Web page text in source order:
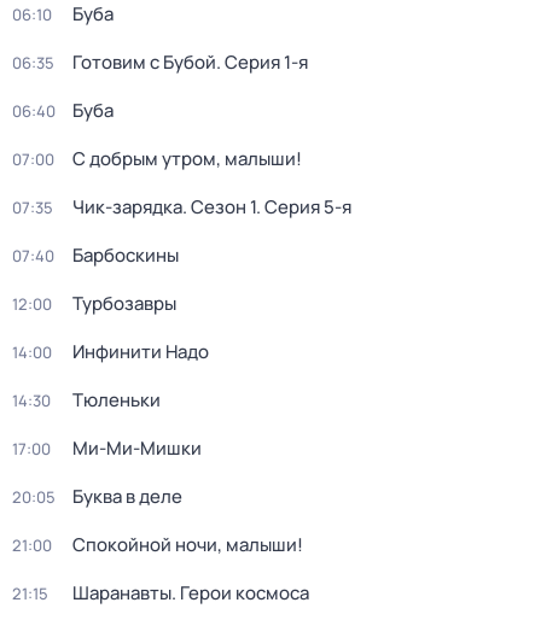
06:10 Буба
06:35 Готовим с Бубой. Серия 1-я
06:40 Буба
07:00 С добрым утром, малыши!
07:35 Чик-зарядка. Сезон 1. Серия 5-я
07:40 Барбоскины
12:00 Турбозавры
14:00 Инфинити Надо
14:30 Тюленьки
17:00 Ми-Ми-Мишки
20:05 Буква в деле
21:00 Спокойной ночи, малыши!
21:15 Шаранавты. Герои космоса